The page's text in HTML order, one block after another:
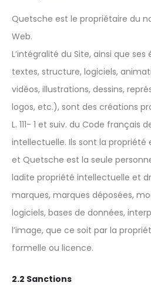
Quetsche est le propriétaire du
Web.
L’intégralité du Site, ainsi que
textes, structure, logiciels,
vidéos, illustrations, dessins,
logos, etc.), sont des créations
L. 111- 1 et suiv. du Code français
intellectuelle. Ils sont la propriété
et Quetsche est la seule
ladite propriété intellectuelle et
marques, marques déposées,
logiciels, bases de données,
l’image, que ce soit par la
formelle ou licence.
2.2 Sanctions